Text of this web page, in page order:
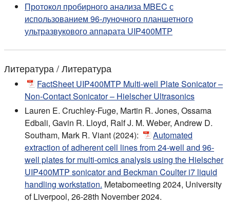
Протокол пробирного анализа MBEC с
использованием 96-луночного планшетного
ультразвукового аппарата UIP400MTP
Литература / Литература
FactSheet UIP400MTP Multi-well Plate Sonicator –
Non-Contact Sonicator – Hielscher Ultrasonics
Lauren E. Cruchley-Fuge, Martin R. Jones, Ossama
Edbali, Gavin R. Lloyd, Ralf J. M. Weber, Andrew D.
Southam, Mark R. Viant (2024):
Automated
extraction of adherent cell lines from 24-well and 96-
well plates for multi-omics analysis using the Hielscher
UIP400MTP sonicator and Beckman Coulter i7 liquid
handling workstation. Metabomeeting 2024, University
of Liverpool, 26-28th November 2024.